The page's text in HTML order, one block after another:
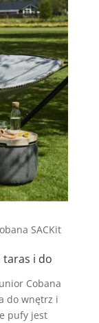
SACKit
i do
Cobana
do wnętrz i
pufy jest